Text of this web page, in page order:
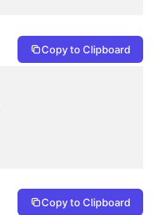
Copy to Clipboard
Copy to Clipboard